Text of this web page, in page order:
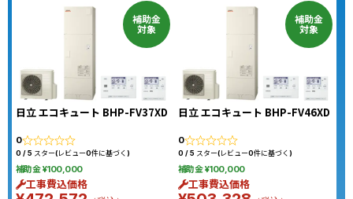
補助金
対象
日立 エコキュート BHP-FV37XD
0
0 / 5 スター(レビュー0件に基づく)
補助金 ¥100,000
工事費込価格
補助金
対象
日立 エコキュート BHP-FV46XD
0
0 / 5 スター(レビュー0件に基づく)
補助金 ¥100,000
工事費込価格